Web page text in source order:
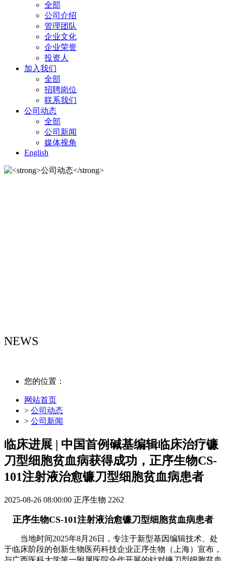
全部
公司介绍
管理团队
企业文化
企业荣誉
投资人
加入我们
全部
招聘岗位
联系我们
公司动态
全部
公司新闻
媒体视角
English
NEWS
您的位置：
网站首页
> 公司动态
> 公司新闻
临床进展 | 中国首例碱基编辑临床治疗镰
刀型细胞贫血病获得成功，正序生物CS-
101注射液治愈镰刀型细胞贫血病患者
2025-08-26 08:00:00 正序生物 2262
正序生物CS-101注射液治愈镰刀型细胞贫血病患者
当地时间2025年8月26日，专注于新型基因编辑技术、处
于临床阶段的创新生物医药科技企业正序生物（上海）宣布，